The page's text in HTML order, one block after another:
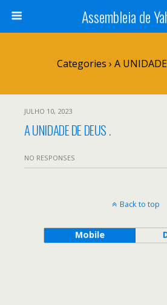
Assembleia de
Categories › A
JULHO 10, 2023
A UNIDADE DE DEUS .
NO RESPONSES
Back to top
Mobile